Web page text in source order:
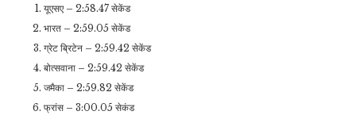
यूएसए – 2:58.47 सेकेंड
भारत – 2:59.05 सेकेंड
ग्रेट ब्रिटेन – 2:59.42 सेकेंड
बोत्सवाना – 2:59.42 सेकेंड
जमैका – 2:59.82 सेकेंड
फ्रांस – 3:00.05 सेकंड